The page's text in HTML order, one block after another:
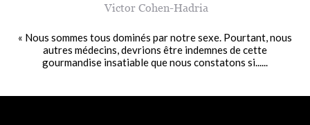
Victor Cohen-Hadria
« Nous sommes tous dominés par notre sexe. Pourtant, nous
autres médecins, devrions être indemnes de cette
gourmandise insatiable que nous constatons si......